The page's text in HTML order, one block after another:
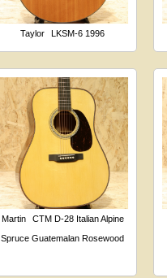
Taylor LKSM-6 1996
Martin
CTM D-28 Italian Alpine
Spruce Guatemalan Rosewood